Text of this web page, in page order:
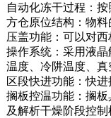
自动化冻干过程：
方仓原位结构：物
压盖功能：可以对
操作系统：采用液
温度、冷阱温度、
区段快进功能：快
搁板控温功能：搁
及解析干燥阶段控